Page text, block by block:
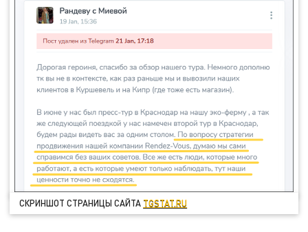
СКРИНШОТ СТРАНИЦЫ САЙТА TGSTAT.RU